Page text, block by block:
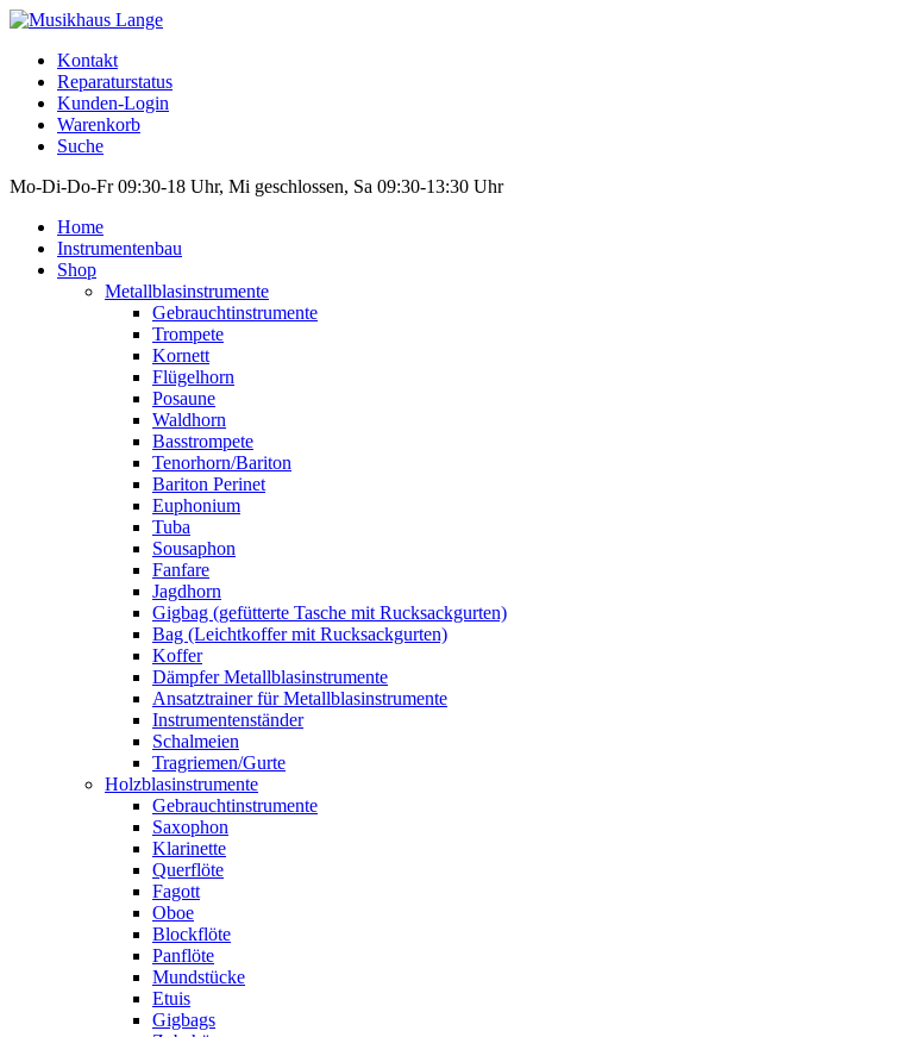
Kontakt
Reparaturstatus
Kunden-Login
Warenkorb
Suche
Mo-Di-Do-Fr 09:30-18 Uhr, Mi geschlossen, Sa 09:30-13:30 Uhr
Home
Instrumentenbau
Shop
Metallblasinstrumente
Gebrauchtinstrumente
Trompete
Kornett
Flügelhorn
Posaune
Waldhorn
Basstrompete
Tenorhorn/Bariton
Bariton Perinet
Euphonium
Tuba
Sousaphon
Fanfare
Jagdhorn
Gigbag (gefütterte Tasche mit Rucksackgurten)
Bag (Leichtkoffer mit Rucksackgurten)
Koffer
Dämpfer Metallblasinstrumente
Ansatztrainer für Metallblasinstrumente
Instrumentenständer
Schalmeien
Tragriemen/Gurte
Holzblasinstrumente
Gebrauchtinstrumente
Saxophon
Klarinette
Querflöte
Fagott
Oboe
Blockflöte
Panflöte
Mundstücke
Etuis
Gigbags